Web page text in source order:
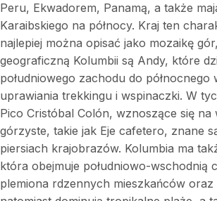
Peru, Ekwadorem, Panamą, a także
Karaibskiego na północy. Kraj ten
najlepiej można opisać jako mozaikę
geograficzną Kolumbii są Andy, które
południowego zachodu do
uprawiania trekkingu i wspinaczki. W
Pico Cristóbal Colón, wznoszące się
górzyste, takie jak Eje cafetero, znane
piersiach krajobrazów. Kolumbia ma
która obejmuje południowo-wschodnią
plemiona rdzennych mieszkańców